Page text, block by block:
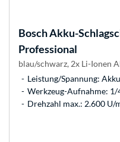
BoschAkku-
Professional
blau/schwarz, 2x Li-Ionen
Leistung/Spannung:
Werkzeug-Aufnahme: 1/
Drehzahl max.: 2.600 U/